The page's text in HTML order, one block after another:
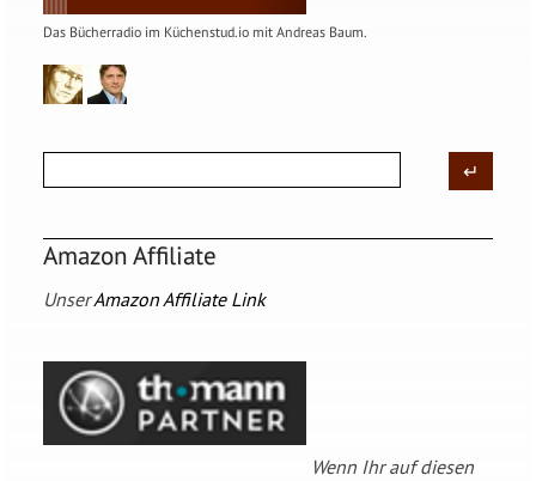
Das Bücherradio im Küchenstud.io mit Andreas Baum.
Amazon Affiliate
UnserAmazon Affiliate Link
Wenn Ihr auf diesen